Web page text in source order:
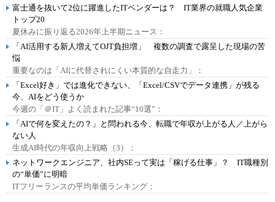
富士通を抜いて2位に躍進したITベンダーは？ IT業界の就職人気企業
トップ20
夏休みに振り返る2026年上半期ニュース：
「AI活用する新人増えてOJT負担増」 複数の調査で露呈した現場の苦
悩
重要なのは「AIに代替されにくい本質的な自走力」：
「Excel好き」では進化できない、「Excel/CSVでデータ連携」が残る
今、AIをどう使うか
今週の「＠IT」よく読まれた記事“10選”：
「AIで何を変えたの？」と問われる今、転職で年収が上がる人／上がら
ない人
生成AI時代の年収向上戦略（3）：
ネットワークエンジニア、社内SEって実は「稼げる仕事」？ IT職種別
の“単価”に明暗
ITフリーランスの平均単価ランキング：